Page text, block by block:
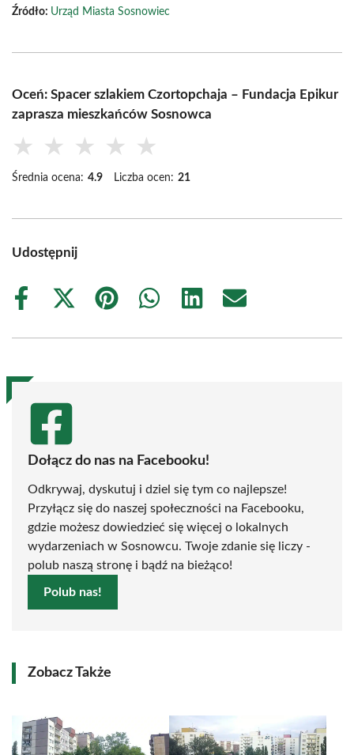
Źródło: Urząd Miasta Sosnowiec
Oceń: Spacer szlakiem Czortopchaja – Fundacja Epikur
zaprasza mieszkańców Sosnowca
★ ★ ★ ★ ★
Średnia ocena: 4.9 Liczba ocen: 21
Udostępnij
Share
Share
(Twitter)
Share
Share
Share
Share
Dołącz do nas na Facebooku!
Odkrywaj, dyskutuj i dziel się tym co najlepsze!
Przyłącz się do naszej społeczności na Facebooku,
gdzie możesz dowiedzieć się więcej o lokalnych
wydarzeniach w Sosnowcu. Twoje zdanie się liczy -
polub naszą stronę i bądź na bieżąco!
Polub nas!
Zobacz Także